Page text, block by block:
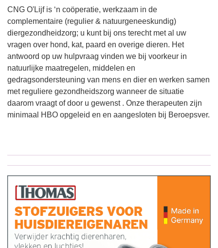
CNG O'Lijf is ‘n coöperatie, werkzaam in de
complementaire (regulier & natuurgeneeskundig)
diergezondheidzorg; u kunt bij ons terecht met al uw
vragen over hond, kat, paard en overige dieren. Het
antwoord op uw hulpvraag vinden we bij voorkeur in
natuurlijke maatregelen, middelen en
gedragsondersteuning van mens en dier en werken samen
met reguliere gezondheidszorg wanneer de situatie
daarom vraagt of door u gewenst . Onze therapeuten zijn
minimaal HBO opgeleid en en aangesloten bij Beroepsver.